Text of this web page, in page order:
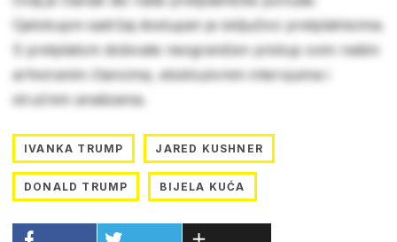
Cjelokupni sadržaj dostupan je isključivo pretplatnicima.
S pretplatom dobivate neograničen pristup svim našim
arhiviranim člancima, ekskluzivnim intervjuima i
stručnim analizama.
IVANKA TRUMP JARED KUSHNER
DONALD TRUMP BIJELA KUĆA